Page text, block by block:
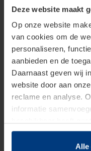
Deze website maakt
Op onze website
van cookies om de
personaliseren,
aanbieden en de
Daarnaast geven wij
website door aan
reclame en analyse.
informatie
hun diensten hebben
Juridisch hebben wij
Alle